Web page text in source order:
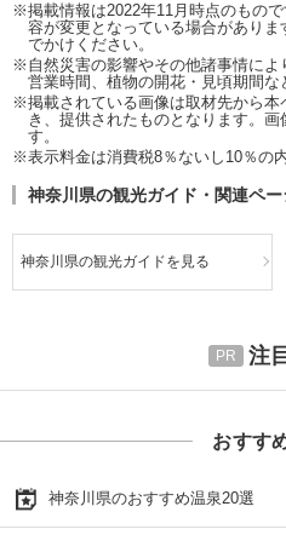
※掲載情報は2022年11月時点のもの
容が変更となっている場合があり
でかけください。
※自然災害の影響やその他諸事情に
営業時間、植物の開花・見頃期間な
※掲載されている画像は取材先から本
き、提供されたものとなります。
す。
※表示料金は消費税8％ないし10％の
神奈川県の観光ガイド・関連ペー
神奈川県の観光ガイドを見る
注
おすす
神奈川県のおすすめ温泉20選